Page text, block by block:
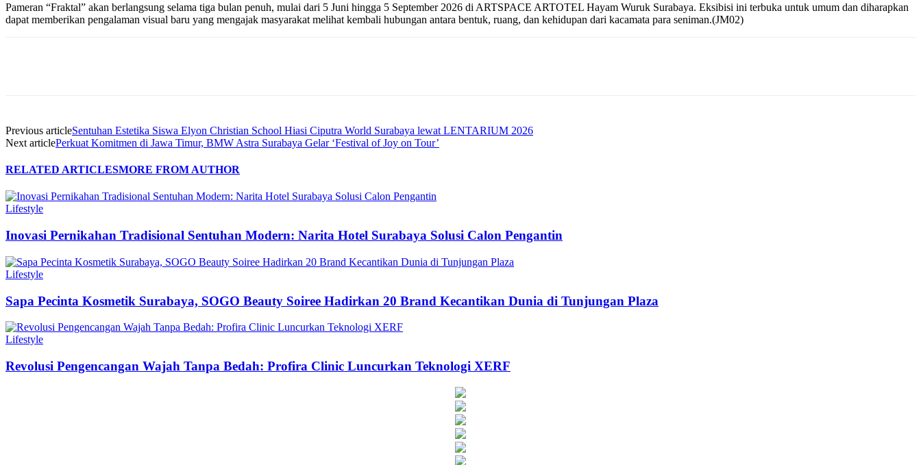
Pameran “Fraktal” akan berlangsung selama tiga bulan penuh, mulai dari 5 Juni hingga 5 September 2026 di ARTSPACE ARTOTEL Hayam Wuruk Surabaya. Eksibisi ini terbuka untuk umum dan diharapkan
dapat memberikan pengalaman visual baru yang mengajak masyarakat melihat kembali hubungan antara bentuk, ruang, dan kehidupan dari kacamata para seniman.(JM02)
Previous articleSentuhan Estetika Siswa Elyon Christian School Hiasi Ciputra World Surabaya lewat LENTARIUM 2026
Next articlePerkuat Komitmen di Jawa Timur, BMW Astra Surabaya Gelar ‘Festival of Joy on Tour’
RELATED ARTICLESMORE FROM AUTHOR
Lifestyle
Inovasi Pernikahan Tradisional Sentuhan Modern: Narita Hotel Surabaya Solusi Calon Pengantin
Lifestyle
Sapa Pecinta Kosmetik Surabaya, SOGO Beauty Soiree Hadirkan 20 Brand Kecantikan Dunia di Tunjungan Plaza
Lifestyle
Revolusi Pengencangan Wajah Tanpa Bedah: Profira Clinic Luncurkan Teknologi XERF